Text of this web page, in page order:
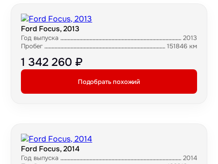
Ford Focus, 2013
Год выпуска
2013
Пробег
151846 км
1 342 260 ₽
Подобрать похожий
Ford Focus, 2014
Год выпуска
2014